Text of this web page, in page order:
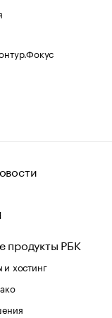
продукты РБК
хостинг